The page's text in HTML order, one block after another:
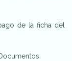
de la ficha del